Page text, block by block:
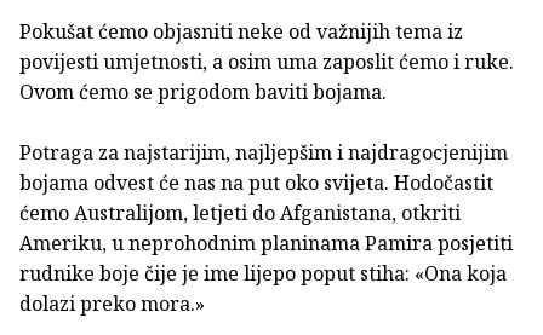
Pokušat ćemo objasniti neke od važnijih tema iz
povijesti umjetnosti, a osim uma zaposlit ćemo i ruke.
Ovom ćemo se prigodom baviti bojama.
Potraga za najstarijim, najljepšim i najdragocjenijim
bojama odvest će nas na put oko svijeta. Hodočastit
ćemo Australijom, letjeti do Afganistana, otkriti
Ameriku, u neprohodnim planinama Pamira posjetiti
rudnike boje čije je ime lijepo poput stiha: «Ona koja
dolazi preko mora.»